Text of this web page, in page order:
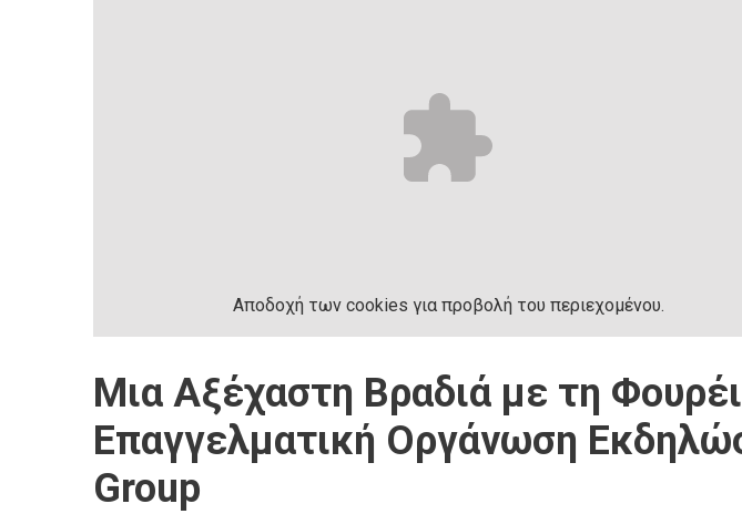
Αποδοχή τωνcookies για προβολή του περιεχομένου.
Μια Αξέχαστη Βραδιά με τη
Επαγγελματική Οργάνωση
Group